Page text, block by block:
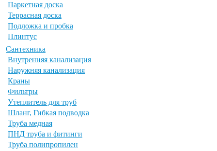
Паркетная доска
Террасная доска
Подложка и пробка
Плинтус
Сантехника
Внутренняя канализация
Наружняя канализация
Краны
Фильтры
Утеплитель для труб
Шланг, Гибкая подводка
Труба медная
ПНД труба и фитинги
Труба полипропилен